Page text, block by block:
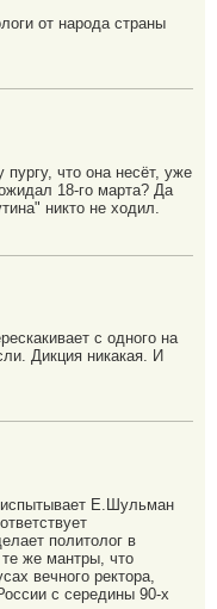
от народа страны
что она несёт, уже
18-го марта? Да
никто не ходил.
с одного на
Дикция никакая. И
испытывает Е.Шульман
политолог в
же мантры, что
вечного ректора,
с середины 90-х